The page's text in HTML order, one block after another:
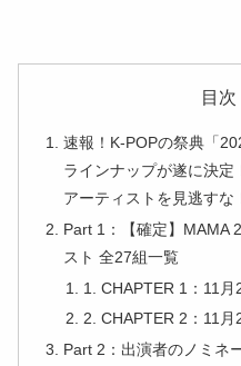
目次
速報！K-POPの祭典「
ラインナップが遂に決
アーティストを見逃すな
Part 1：【確定】MAMA
スト 全27組一覧
1. CHAPTER 1：11
2. CHAPTER 2：11
Part 2：出演者のノミネ